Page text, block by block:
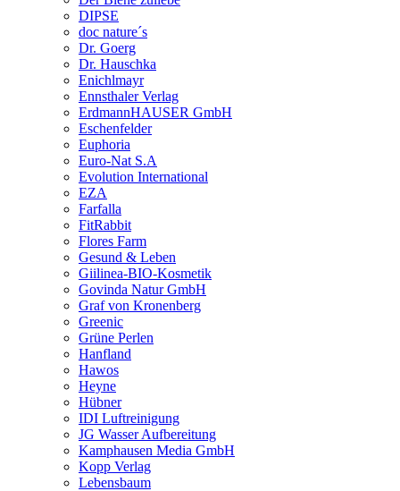
DIPSE
doc nature´s
Dr. Goerg
Dr. Hauschka
Enichlmayr
Ennsthaler Verlag
ErdmannHAUSER GmbH
Eschenfelder
Euphoria
Euro-Nat S.A
Evolution International
EZA
Farfalla
FitRabbit
Flores Farm
Gesund & Leben
Giilinea-BIO-Kosmetik
Govinda Natur GmbH
Graf von Kronenberg
Greenic
Grüne Perlen
Hanfland
Hawos
Heyne
Hübner
IDI Luftreinigung
JG Wasser Aufbereitung
Kamphausen Media GmbH
Kopp Verlag
Lebensbaum